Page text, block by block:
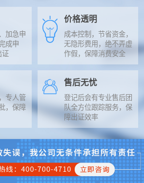
加急申
成申
证
价格透明
成本控制，节省资金，
无隐形费用，绝不弄虚
作假，保障消费安全
专人管
，保障
售后无忧
登记后会有专业售后团
队全方位跟踪服务，保
障出证效率